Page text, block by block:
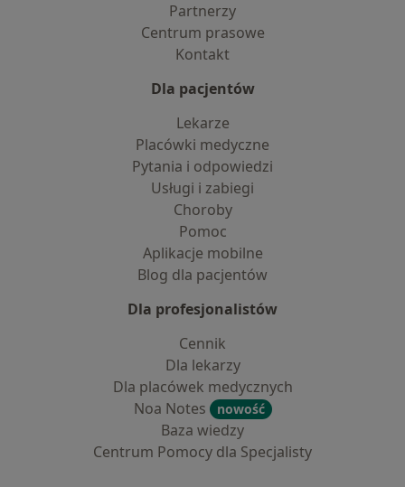
Partnerzy
Centrum prasowe
Kontakt
Dla pacjentów
Lekarze
Placówki medyczne
Pytania i odpowiedzi
Usługi i zabiegi
Choroby
Pomoc
Aplikacje mobilne
Blog dla pacjentów
Dla profesjonalistów
Cennik
Dla lekarzy
Dla placówek medycznych
Noa Notes
nowość
Baza wiedzy
Centrum Pomocy dla Specjalisty